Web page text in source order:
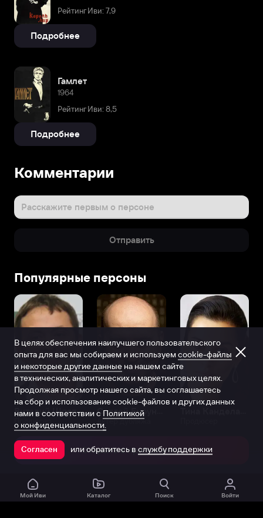
Рейтинг Иви: 7,9
Подробнее
Гамлет
1964
Рейтинг Иви: 8,5
Подробнее
Комментарии
Расскажите первым о персоне
Отправить
Популярные персоны
Виталий Шляппо
Продюсер Актёр дубляжа
Открыть в приложении
Мой Иви Каталог Поиск Войти
В целях обеспечения наилучшего пользовательского
опыта для вас мы собираем и используем cookie-файлы
и некоторые другие данные на нашем сайте
в технических, аналитических и маркетинговых целях.
Продолжая просмотр нашего сайта, вы соглашаетесь
на сбор и использование cookie-файлов и других данных
нами в соответствии с Политикой
о конфиденциальности.
Согласен или обратитесь в службу поддержки